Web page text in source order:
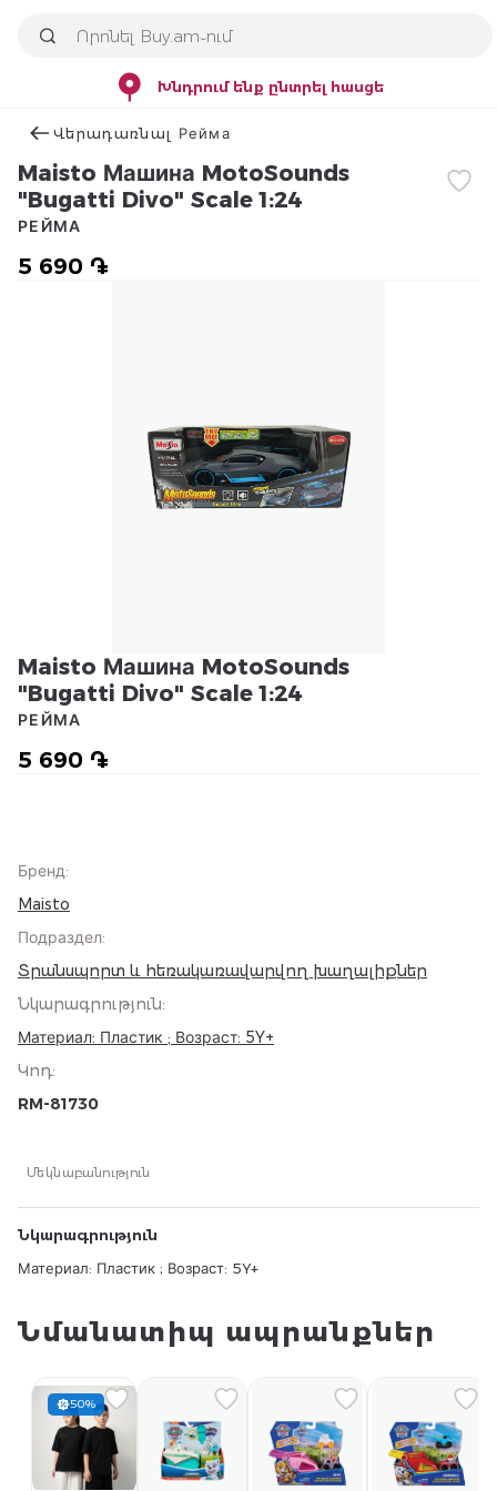
Խնդրում ենք ընտրել հասցե
Վերադառնալ Рейма
Maisto Машина MotoSounds
"Bugatti Divo" Scale 1:24
5 690 ֏
РЕЙМА
Maisto Машина MotoSounds
"Bugatti Divo" Scale 1:24
5 690 ֏
РЕЙМА
Бренд:
Maisto
Подраздел:
Տրանսպորտ և հեռակառավարվող խաղալիքներ
Նկարագրություն:
Материал: Пластик ; Возраст: 5Y+
Կոդ:
RM-81730
Մեկնաբանություն
Նկարագրություն
Материал: Пластик ; Возраст: 5Y+
Նմանատիպ ապրանքներ
50%